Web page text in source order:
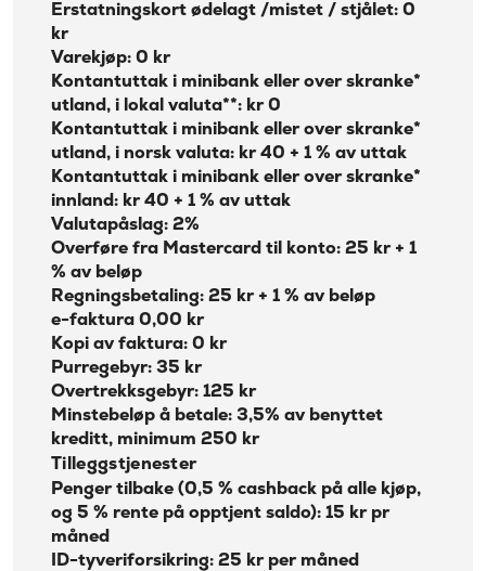
Erstatningskort ødelagt /mistet / stjålet: 0
kr
Varekjøp: 0 kr
Kontantuttak i minibank eller over skranke*
utland, i lokal valuta**: kr 0
Kontantuttak i minibank eller over skranke*
utland, i norsk valuta: kr 40 + 1 % av uttak
Kontantuttak i minibank eller over skranke*
innland: kr 40 + 1 % av uttak
Valutapåslag: 2%
Overføre fra Mastercard til konto: 25 kr + 1
% av beløp
Regningsbetaling: 25 kr + 1 % av beløp
e-faktura 0,00 kr
Kopi av faktura: 0 kr
Purregebyr: 35 kr
Overtrekksgebyr: 125 kr
Minstebeløp å betale: 3,5% av benyttet
kreditt, minimum 250 kr
Tilleggstjenester
Penger tilbake (0,5 % cashback på alle kjøp,
og 5 % rente på opptjent saldo): 15 kr pr
måned
ID-tyveriforsikring: 25 kr per måned